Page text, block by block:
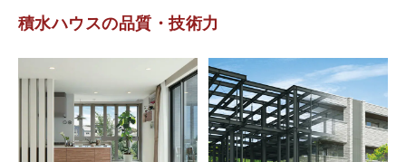
積水ハウスの品質・技術力